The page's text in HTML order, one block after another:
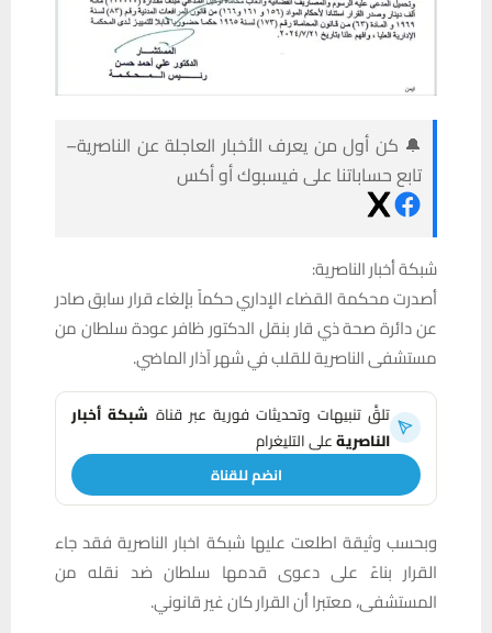
🔔 كن أول من يعرف الأخبار العاجلة عن الناصرية–
تابع حساباتنا على فيسبوك أو أكس
شبكة أخبار الناصرية:
أصدرت محكمة القضاء الإداري حكماً بإلغاء قرار سابق صادر
عن دائرة صحة ذي قار بنقل الدكتور ظافر عودة سلطان من
مستشفى الناصرية للقلب في شهر آذار الماضي.
تلقَّ تنبيهات وتحديثات فورية عبر قناة شبكة أخبار
الناصريةعلى التليغرام
انضم للقناة
وبحسب وثيقة اطلعت عليها شبكة اخبار الناصرية فقد جاء
القرار بناءً على دعوى قدمها سلطان ضد نقله من
المستشفى، معتبرا أن القرار كان غير قانوني.